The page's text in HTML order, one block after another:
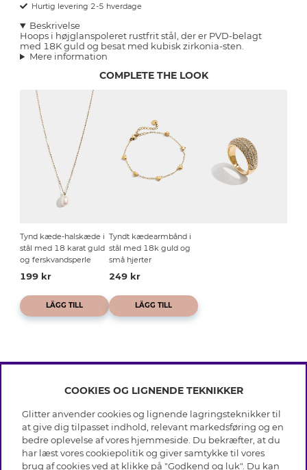
Hurtig levering 2-5 hverdage
Beskrivelse
Hoops i højglanspoleret rustfrit stål, der er PVD-belagt
med 18K guld og besat med kubisk zirkonia-sten.
Mere information
COMPLETE THE LOOK
Tynd kæde-halskæde i
stål med 18 karat guld
og ferskvandsperle
199 kr
LÄGG TILL
Tyndt kædearmbånd i
stål med 18k guld og
små hjerter
249 kr
LÄGG TILL
INFO
Betingelser
Databeskyttelsespolitik
Cookies
Medlemsbetingelser
OM GLITTER
Black Friday
COOKIES OG LIGNENDE TEKNIKKER
Glitter anvender cookies og lignende lagringsteknikker til
at give dig tilpasset indhold, relevant markedsføring og en
bedre oplevelse af vores hjemmeside. Du bekræfter, at du
har læst vores cookiepolitik og giver samtykke til vores
brug af cookies ved at klikke på "Godkend og luk". Du kan